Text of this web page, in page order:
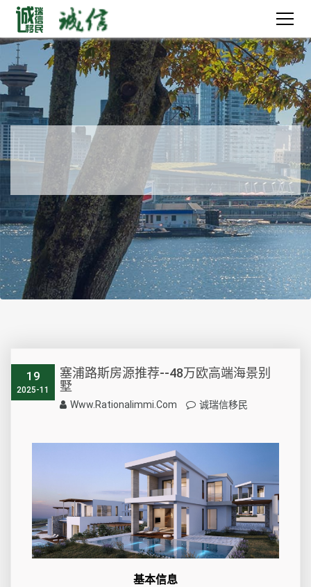
19
2025-11
塞浦路斯房源推荐--48万欧高端海景别
墅
Www.rationalimmi.com 诚瑞信移民
基本信息